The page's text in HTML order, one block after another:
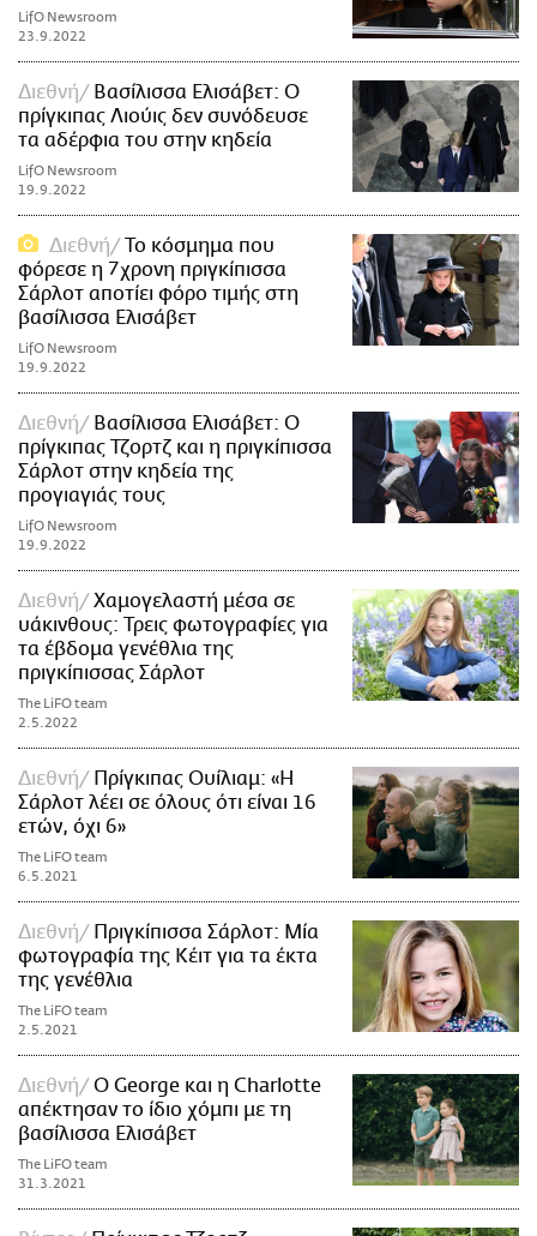
LifO Newsroom
23.9.2022
Διεθνή
Βασίλισσα Ελισάβετ: O
πρίγκιπας Λιούις δεν συνόδευσε
τα αδέρφια του στην κηδεία
LifO Newsroom
19.9.2022
Διεθνή
To κόσμημα που
φόρεσε η 7χρονη πριγκίπισσα
Σάρλοτ αποτίει φόρο τιμής στη
βασίλισσα Ελισάβετ
LifO Newsroom
19.9.2022
Διεθνή
Βασίλισσα Ελισάβετ: Ο
πρίγκιπας Τζορτζ και η πριγκίπισσα
Σάρλοτ στην κηδεία της
προγιαγιάς τους
LifO Newsroom
19.9.2022
Διεθνή
Χαμογελαστή μέσα σε
υάκινθους: Τρεις φωτογραφίες για
τα έβδομα γενέθλια της
πριγκίπισσας Σάρλοτ
The LiFO team
2.5.2022
Διεθνή
Πρίγκιπας Ουίλιαμ: «Η
Σάρλοτ λέει σε όλους ότι είναι 16
ετών, όχι 6»
The LiFO team
6.5.2021
Διεθνή
Πριγκίπισσα Σάρλοτ: Μία
φωτογραφία της Κέιτ για τα έκτα
της γενέθλια
The LiFO team
2.5.2021
Διεθνή
Ο George και η Charlotte
απέκτησαν το ίδιο χόμπι με τη
βασίλισσα Ελισάβετ
The LiFO team
31.3.2021